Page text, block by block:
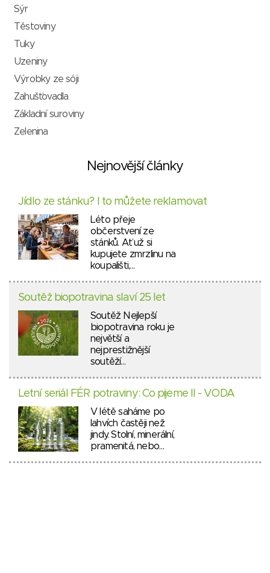
Sýr
Těstoviny
Tuky
Uzeniny
Výrobky ze sóji
Zahušťovadla
Základní suroviny
Zelenina
Nejnovější články
Jídlo ze stánku? I to můžete reklamovat
Léto přeje
občerstvení ze
stánků. Ať už si
kupujete zmrzlinu na
koupališti,…
Soutěž biopotravina slaví 25 let
Soutěž Nejlepší
biopotravina roku je
největší a
nejprestižnější
soutěží…
Letní seriál FÉR potraviny: Co pijeme II - VODA
V létě saháme po
lahvích častěji než
jindy. Stolní, minerální,
pramenitá, nebo…